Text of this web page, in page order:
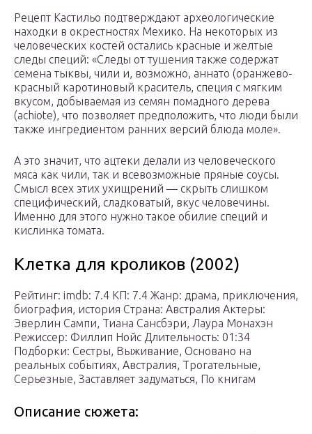
Рецепт Кастильо подтверждают археологические
находки в окрестностях Мехико. На некоторых из
человеческих костей остались красные и желтые
следы специй: «Следы от тушения также содержат
семена тыквы, чили и, возможно, аннато (оранжево-
красный каротиновый краситель, специя с мягким
вкусом, добываемая из семян помадного дерева
(achiote), что позволяет предположить, что люди были
также ингредиентом ранних версий блюда моле».
А это значит, что ацтеки делали из человеческого
мяса как чили, так и всевозможные пряные соусы.
Смысл всех этих ухищрений — скрыть слишком
специфический, сладковатый, вкус человечины.
Именно для этого нужно такое обилие специй и
кислинка томата.
Клетка для кроликов (2002)
Рейтинг: imdb: 7.4 КП: 7.4 Жанр: драма, приключения,
биография, история Страна: Австралия Актеры:
Эверлин Сампи, Тиана Сансбэри, Лаура Монахэн
Режиссер: Филлип Нойс Длительность: 01:34
Подборки: Сестры, Выживание, Основано на
реальных событиях, Австралия, Трогательные,
Серьезные, Заставляет задуматься, По книгам
Описание сюжета: